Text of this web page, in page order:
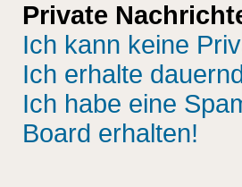
Private
Ich kann keine
Ich erhalte
Ich habe eine
Board erhalten!